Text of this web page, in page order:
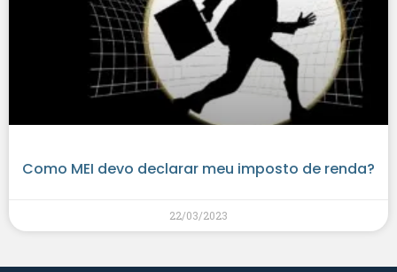
Como MEI devo declarar meu imposto de renda?
22/03/2023